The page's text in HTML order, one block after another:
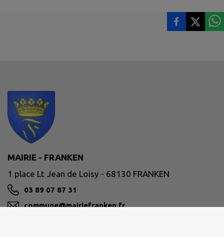
MAIRIE - FRANKEN
1 place Lt Jean de Loisy - 68130 FRANKEN
03 89 07 87 31
commune@mairiefranken.fr